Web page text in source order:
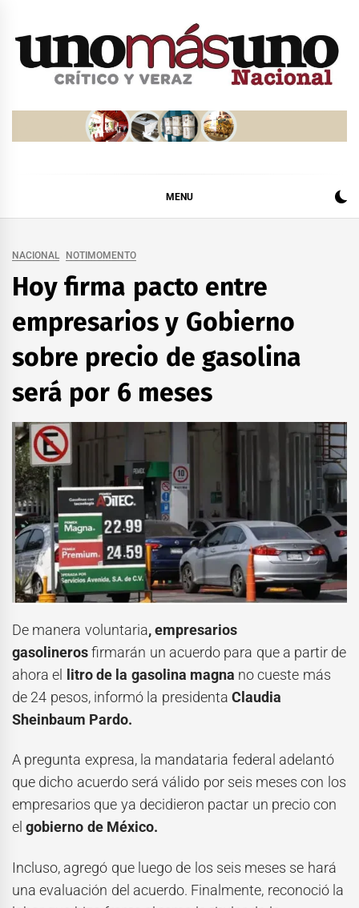
MENU
NACIONAL NOTIMOMENTO
Hoy firma pacto entre
empresarios y Gobierno
sobre precio de gasolina
será por 6 meses
De manera voluntaria, empresarios
gasolinerosfirmarán un acuerdo para que a partir de
ahora el litro de la gasolina magna no cueste más
de 24 pesos, informó la presidenta Claudia
Sheinbaum Pardo.
A pregunta expresa, la mandataria federal adelantó
que dicho acuerdo será válido por seis meses con los
empresarios que ya decidieron pactar un precio con
elgobierno de México.
Incluso, agregó que luego de los seis meses se hará
una evaluación del acuerdo. Finalmente, reconoció la